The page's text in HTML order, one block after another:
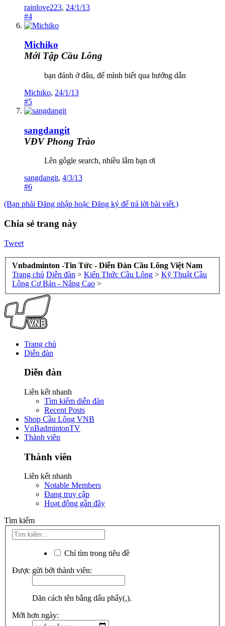
rainlove223, 24/1/13
#4
Michiko
Mới Tập Cầu Lông
bạn đánh ở đâu, để mình biết qua hướng dẫn
Michiko, 24/1/13
#5
sangdangit
VĐV Phong Trào
Lên gôgle search, nhiều lắm bạn ơi
sangdangit, 4/3/13
#6
(Bạn phải Đăng nhập hoặc Đăng ký để trả lời bài viết.)
Chia sẻ trang này
Tweet
Vnbadminton -Tin Tức - Diễn Đàn Cầu Lông Việt Nam
Trang chủ Diễn đàn > Kiến Thức Cầu Lông > Kỹ Thuật Cầu
Lông Cơ Bản - Nâng Cao >
Trang chủ
Diễn đàn
Diễn đàn
Liên kết nhanh
Tìm kiếm diễn đàn
Recent Posts
Shop Cầu Lông VNB
VnBadmintonTV
Thành viên
Thành viên
Liên kết nhanh
Notable Members
Đang truy cập
Hoạt động gần đây
Tìm kiếm
Chỉ tìm trong tiêu đề
Được gửi bởi thành viên:
Dãn cách tên bằng dấu phẩy(,).
Mới hơn ngày: